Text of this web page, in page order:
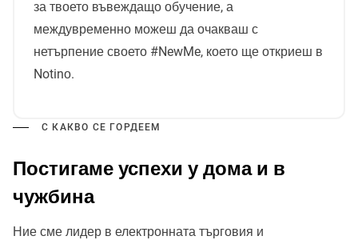
за твоето въвеждащо обучение, а
междувременно можеш да очакваш с
нетърпение своето #NewMe, което ще откриеш в
Notinо.
С КАКВО СЕ ГОРДЕЕМ
Постигаме успехи у дома и в
чужбина
Ние сме лидер в електронната търговия и